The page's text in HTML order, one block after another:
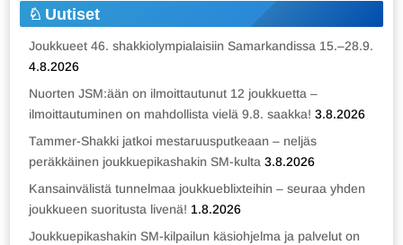
Uutiset
Joukkueet 46. shakkiolympialaisiin Samarkandissa 15.–28.9.
4.8.2026
Nuorten JSM:ään on ilmoittautunut 12 joukkuetta –
ilmoittautuminen on mahdollista vielä 9.8. saakka! 3.8.2026
Tammer-Shakki jatkoi mestaruusputkeaan – neljäs
peräkkäinen joukkuepikashakin SM-kulta 3.8.2026
Kansainvälistä tunnelmaa joukkueblixteihin – seuraa yhden
joukkueen suoritusta livenä! 1.8.2026
Joukkuepikashakin SM-kilpailun käsiohjelma ja palvelut on